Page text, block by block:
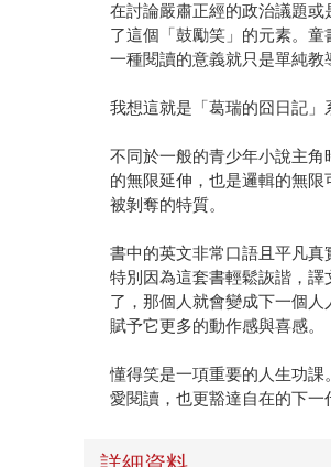
在討論嚴肅正經的政治議題
了這個「鼓勵笑」的元素。
一種閱讀的意義就只是單純
我想這就是「葛瑞的囧日記」
不同於一般的青少年小說主
的無限延伸，也是邏輯的無
被剝奪的特質。
書中的英文非常口語且平凡真
特別因為這套書輕鬆詼諧，譯
了，那個人就會變成下一個
賦予它更多的動作感與喜感。
懂得笑是一項重要的人生功
愛閱讀，也更豁達自在的下一